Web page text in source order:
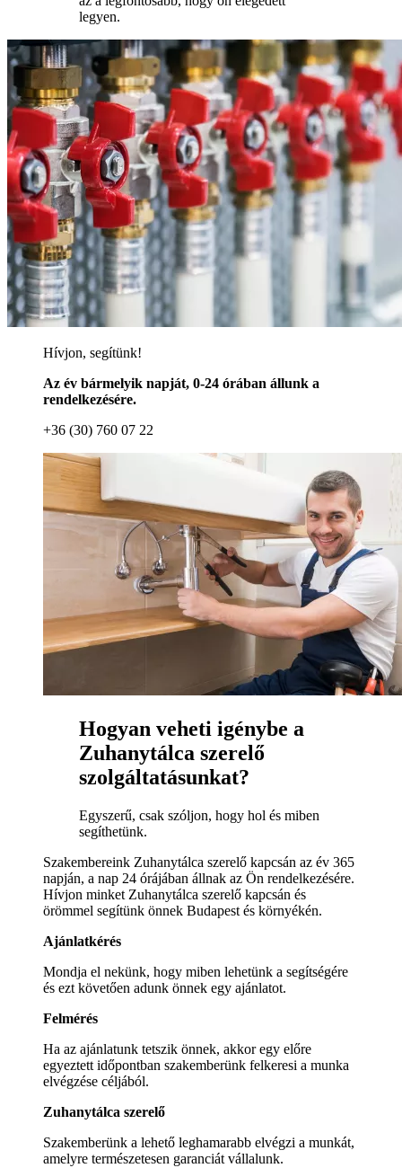
legyen.
Hívjon, segítünk!
Az év bármelyik napját, 0-24 órában állunk a
rendelkezésére.
+36 (30) 760 07 22
Hogyan veheti igénybe a
Zuhanytálca szerelő
szolgáltatásunkat?
Egyszerű, csak szóljon, hogy hol és miben
segíthetünk.
Szakembereink Zuhanytálca szerelő kapcsán az év 365
napján, a nap 24 órájában állnak az Ön rendelkezésére.
Hívjon minket Zuhanytálca szerelő kapcsán és
örömmel segítünk önnek Budapest és környékén.
Ajánlatkérés
Mondja el nekünk, hogy miben lehetünk a segítségére
és ezt követően adunk önnek egy ajánlatot.
Felmérés
Ha az ajánlatunk tetszik önnek, akkor egy előre
egyeztett időpontban szakemberünk felkeresi a munka
elvégzése céljából.
Zuhanytálca szerelő
Szakemberünk a lehető leghamarabb elvégzi a munkát,
amelyre természetesen garanciát vállalunk.